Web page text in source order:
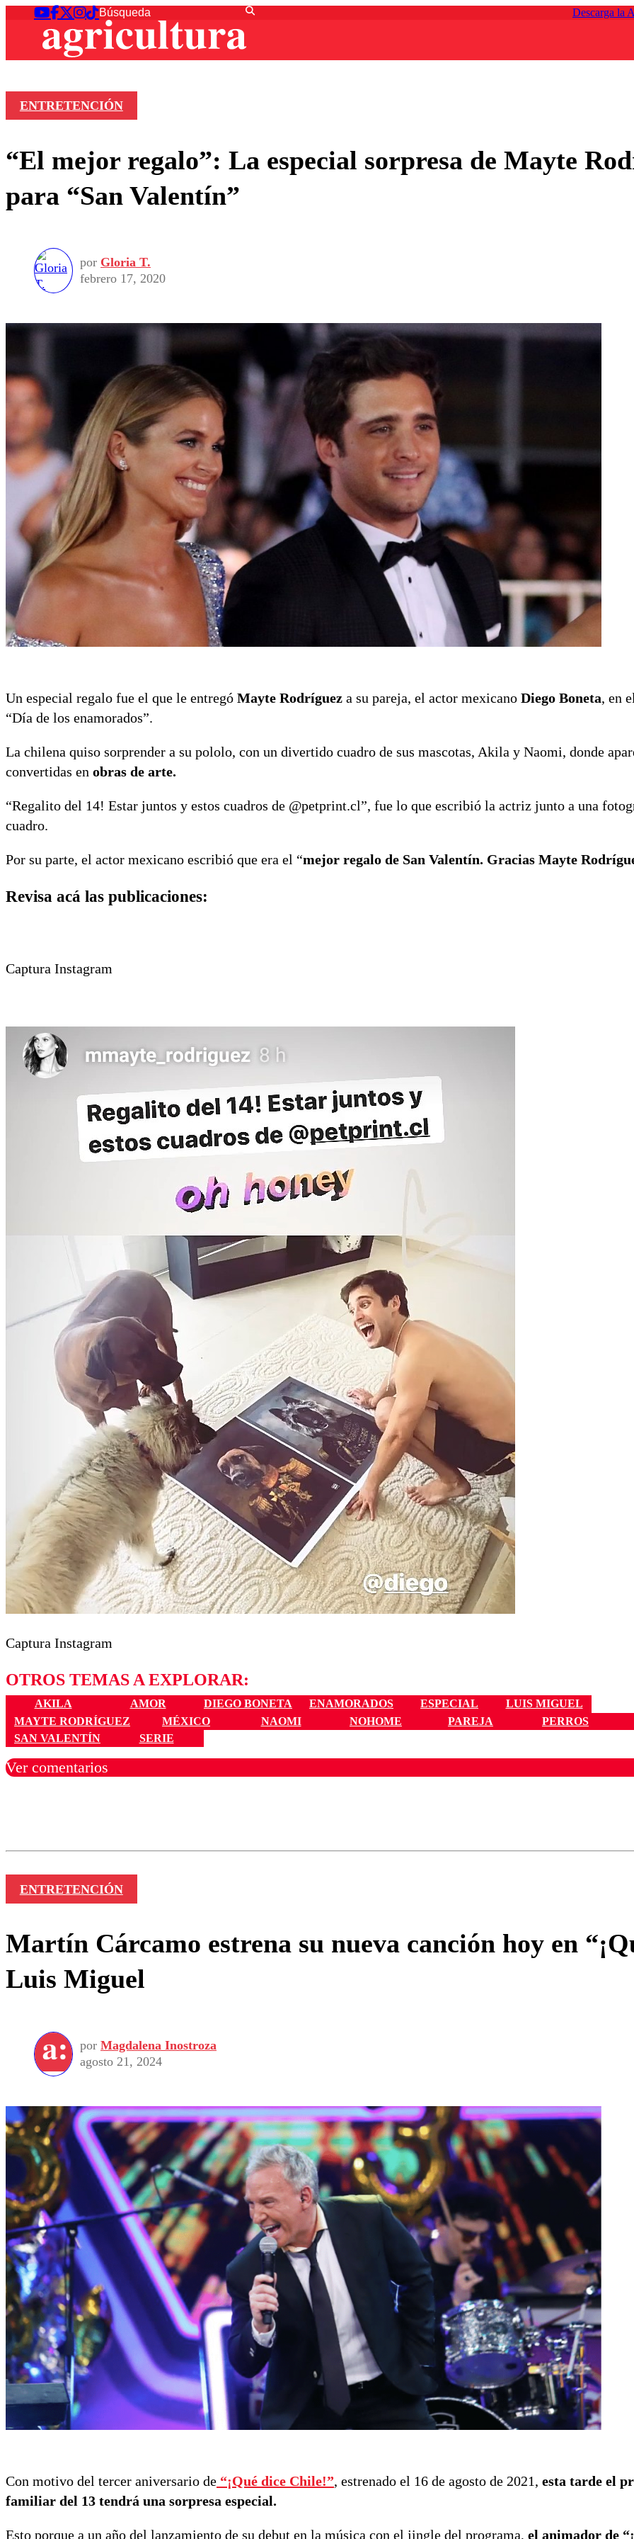
Descarga la
ENTRETENCIÓN
“El mejor regalo”: La especial sorpresa de Mayte
para “San Valentín”
por Gloria T.
febrero 17, 2020
Un especial regalo fue el que le entregó Mayte Rodríguez a su pareja, el actor mexicano Diego Boneta, en
“Día de los enamorados”.
La chilena quiso sorprender a su pololo, con un divertido cuadro de sus mascotas, Akila y Naomi, donde
convertidas en obras de arte.
“Regalito del 14! Estar juntos y estos cuadros de @petprint.cl”, fue lo que escribió la actriz junto a una
cuadro.
Por su parte, el actor mexicano escribió que era el “mejor regalo de San Valentín. Gracias Mayte
Revisa acá las publicaciones:
Captura Instagram
Captura Instagram
OTROS TEMAS A EXPLORAR:
AKILA AMOR DIEGO BONETA ENAMORADOS ESPECIAL
LUIS MIGUEL
MAYTE RODRÍGUEZ
MÉXICO NAOMI NOHOME PAREJA PERROS
SAN VALENTÍN
SERIE
Ver comentarios
ENTRETENCIÓN
Martín Cárcamo estrena su nueva canción hoy en
Luis Miguel
por Magdalena Inostroza
agosto 21, 2024
Con motivo del tercer aniversario de “¡Qué dice Chile!”, estrenado el 16 de agosto de 2021, esta tarde el
familiar del 13 tendrá una sorpresa especial.
Esto porque a un año del lanzamiento de su debut en la música con el jingle del programa, el animador de